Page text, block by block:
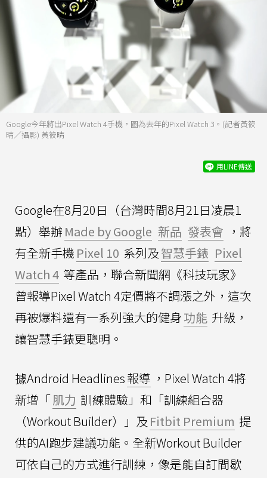
Google今年將出Pixel Watch 4手機，圖為去年的Pixel Watch 3。(記者黃筱
晴／攝影) 黃筱晴
用LINE傳送
Google在8月20日（台灣時間8月21日凌晨1
點）舉辦 Made by Google 新品 發表會 ，將
有全新手機 Pixel 10 系列及智慧手錶 Pixel
Watch 4 等產品，聯合新聞網《科技玩家》
曾報導Pixel Watch 4定價將不調漲之外，這次
再被爆料還有一系列強大的健身功能 升級，
讓智慧手錶更聰明。
據Android Headlines報導 ，Pixel Watch 4將
新增「肌力 訓練體驗」和「訓練組合器
（Workout Builder）」及 Fitbit Premium 提
供的AI跑步建議功能。全新Workout Builder
可依自己的方式進行訓練，像是能自訂間歇